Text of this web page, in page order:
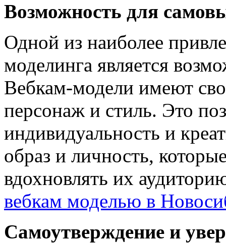
Возможность для
Одной из наиболее
моделинга является
Вебкам-модели имеют
персонаж и стиль. Это
индивидуальность и
образ и личность,
вдохновлять их
вебкам моделью в
Самоутверждение и